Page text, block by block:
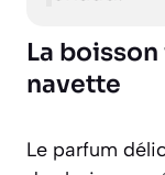
La
navette
Le parfum